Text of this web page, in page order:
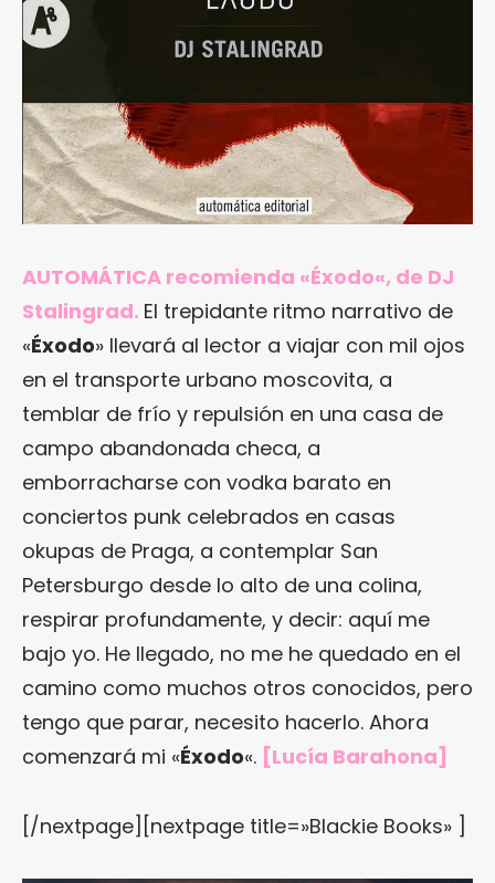
AUTOMÁTICA recomienda «Éxodo«, de DJ
Stalingrad. El trepidante ritmo narrativo de
«Éxodo» llevará al lector a viajar con mil ojos
en el transporte urbano moscovita, a
temblar de frío y repulsión en una casa de
campo abandonada checa, a
emborracharse con vodka barato en
conciertos punk celebrados en casas
okupas de Praga, a contemplar San
Petersburgo desde lo alto de una colina,
respirar profundamente, y decir: aquí me
bajo yo. He llegado, no me he quedado en el
camino como muchos otros conocidos, pero
tengo que parar, necesito hacerlo. Ahora
comenzará mi «Éxodo«. [Lucía Barahona]
[/nextpage][nextpage title=»Blackie Books» ]